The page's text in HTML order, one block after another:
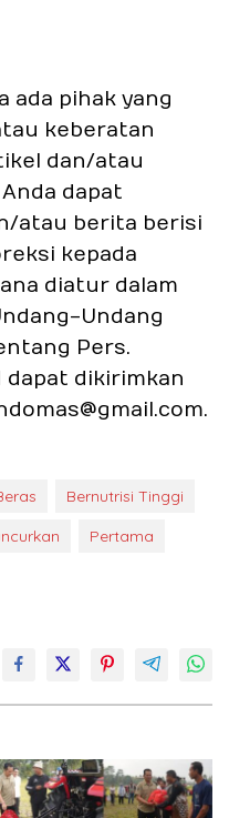
ada pihak yang
keberatan
dan/atau
dapat
atau berita berisi
kepada
diatur dalam
Undang
Pers.
dikirimkan
Bernutrisi Tinggi
Pertama